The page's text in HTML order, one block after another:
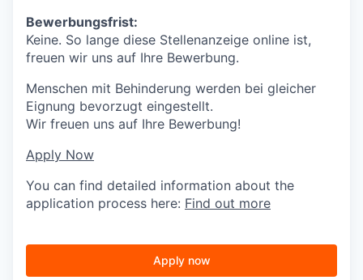
Bewerbungsfrist:
Keine. So lange diese Stellenanzeige online ist,
freuen wir uns auf Ihre Bewerbung.
Menschen mit Behinderung werden bei gleicher
Eignung bevorzugt eingestellt.
Wir freuen uns auf Ihre Bewerbung!
Apply Now
You can find detailed information about the
application process here: Find out more
Apply now